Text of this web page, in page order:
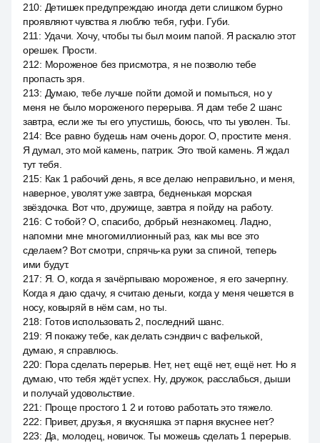
210: Детишек предупреждаю иногда дети слишком бурно
проявляют чувства я люблю тебя, гуфи. Губи.
211 : Удачи. Хочу, чтобы ты был моим папой. Я раскалю этот
орешек. Прости.
212: Мороженое без присмотра, я не позволю тебе
пропасть зря.
213: Думаю, тебе лучше пойти домой и помыться, но у
меня не было мороженого перерыва. Я дам тебе 2 шанс
завтра, если же ты его упустишь, боюсь, что ты уволен. Ты.
214: Все равно будешь нам очень дорог. О, простите меня.
Я думал, это мой камень, патрик. Это твой камень. Я ждал
тут тебя.
215: Как 1 рабочий день, я все делаю неправильно, и меня,
наверное, уволят уже завтра, бедненькая морская
звёздочка. Вот что, дружище, завтра я пойду на работу.
216: С тобой? О, спасибо, добрый незнакомец. Ладно,
напомни мне многомиллионный раз, как мы все это
сделаем? Вот смотри, спрячь-ка руки за спиной, теперь
ими будут.
217: Я. О, когда я зачёрпываю мороженое, я его зачерпну.
Когда я даю сдачу, я считаю деньги, когда у меня чешется в
носу, ковыряй в нём сам, но ты.
218: Готов использовать 2, последний шанс.
219: Я покажу тебе, как делать сэндвич с вафелькой,
думаю, я справлюсь.
220: Пора сделать перерыв. Нет, нет, ещё нет, ещё нет. Но я
думаю, что тебя ждёт успех. Ну, дружок, расслабься, дыши
и получай удовольствие.
221 : Проще простого 1 2 и готово работать это тяжело.
222: Привет, друзья, я вкусняшка эт парня вкуснее нет?
223: Да, молодец, новичок. Ты можешь сделать 1 перерыв.